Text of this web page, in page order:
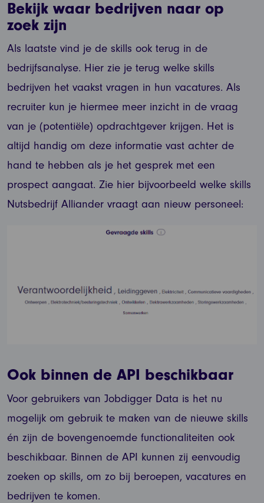
Bekijk waar bedrijven naar op
zoek zijn
Als laatste vind je de skills ook terug in de
bedrijfsanalyse. Hier zie je terug welke skills
bedrijven het vaakst vragen in hun vacatures. Als
recruiter kun je hiermee meer inzicht in de vraag
van je (potentiële) opdrachtgever krijgen. Het is
altijd handig om deze informatie vast achter de
hand te hebben als je het gesprek met een
prospect aangaat. Zie hier bijvoorbeeld welke skills
Nutsbedrijf Alliander vraagt aan nieuw personeel:
Ook binnen de API beschikbaar
Voor gebruikers van Jobdigger Data is het nu
mogelijk om gebruik te maken van de nieuwe skills
én zijn de bovengenoemde functionaliteiten ook
beschikbaar. Binnen de API kunnen zij eenvoudig
zoeken op skills, om zo bij beroepen, vacatures en
bedrijven te komen.